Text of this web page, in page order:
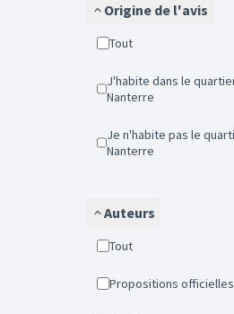
Origine de l'avis
Tout
J'habite dans le quartier Petit
Nanterre
Je n'habite pas le quartier Petit
Nanterre
Auteurs
Tout
Propositions officielles